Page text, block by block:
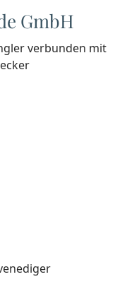
GmbH
verbunden mit